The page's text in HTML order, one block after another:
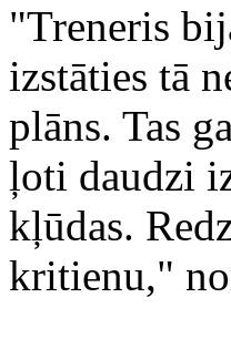
"Treneris
izstāties tā
plāns. Tas
ļoti daudzi
kļūdas.
kritienu,"